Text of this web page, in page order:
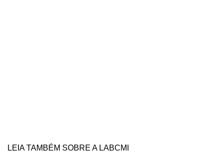
LEIA TAMBÉM SOBRE A LABCMI